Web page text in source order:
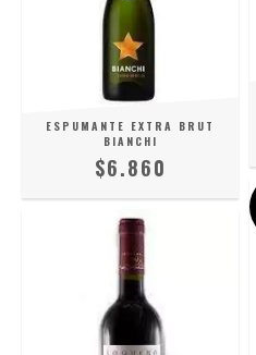
ESPUMANTE EXTRA BRUT
BIANCHI
$6.860